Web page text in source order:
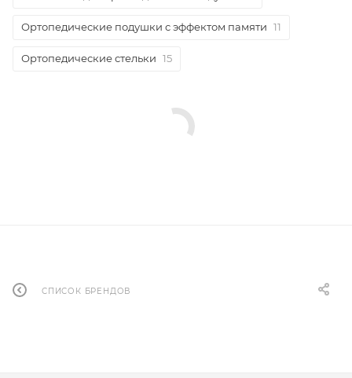
Ортопедические подушки с эффектом памяти 11
Ортопедические стельки 15
СПИСОК БРЕНДОВ